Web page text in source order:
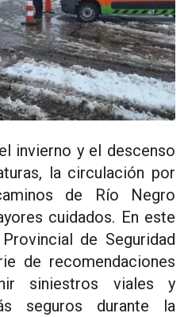
la circulación por
de Río Negro
cuidados. En este
de Seguridad
de recomendaciones
siniestros viales y
seguros durante la